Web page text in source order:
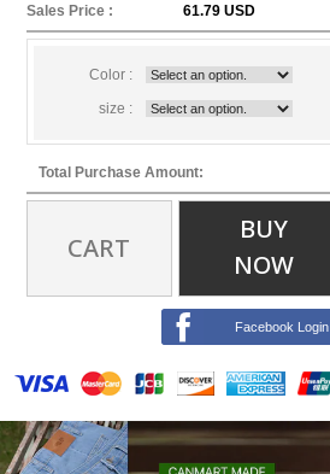
Sales Price : 61.79 USD
Color :
size :
Total Purchase Amount:
CART
BUY
NOW
Facebook Login